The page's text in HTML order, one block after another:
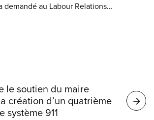
demandé au Labour Relations
le soutien du maire
création d’un quatrième
système 911